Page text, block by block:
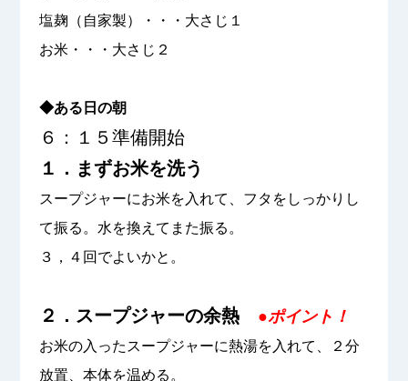
塩麹（自家製）・・・大さじ１
お米・・・大さじ２
◆ある日の朝
６：１５準備開始
１．まずお米を洗う
スープジャーにお米を入れて、フタをしっかりし
て振る。水を換えてまた振る。
３，４回でよいかと。
２．スープジャーの余熱 ●ポイント！
お米の入ったスープジャーに熱湯を入れて、２分
放置、本体を温める。